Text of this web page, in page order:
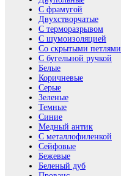
С фрамугой
Двухстворчатые
С терморазрывом
С шумоизоляцией
Со скрытыми петлями
С бугельной ручкой
Белые
Коричневые
Серые
Зеленые
Темные
Синие
Медный антик
С металлофиленкой
Сейфовые
Бежевые
Беленый дуб